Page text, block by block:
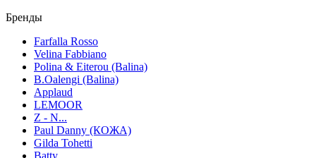
Бренды
Farfalla Rosso
Velina Fabbiano
Polina & Eiterou (Balina)
B.Oalengi (Balina)
Applaud
LEMOOR
Z - N...
Paul Danny (КОЖА)
Gilda Tohetti
Batty